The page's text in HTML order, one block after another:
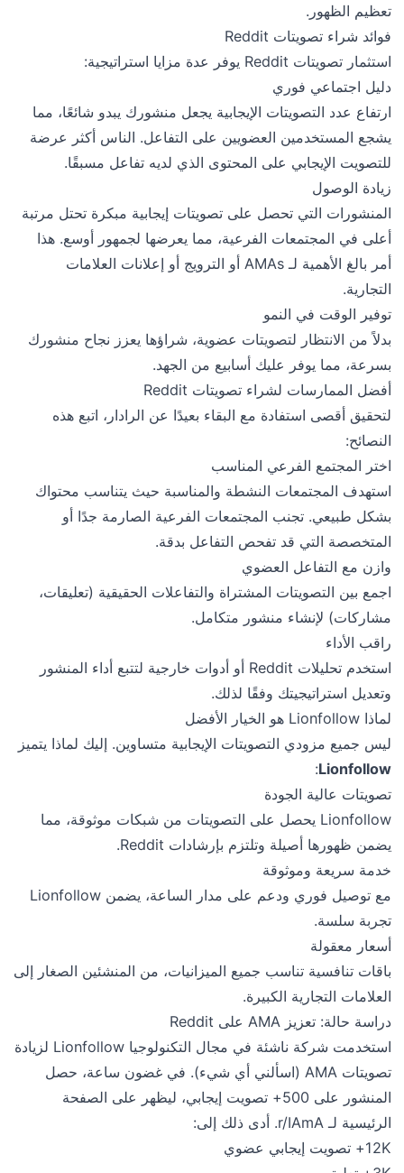
تعظيم الظهور.
فوائد شراء تصويتات Reddit
استثمار تصويتات Reddit يوفر عدة مزايا استراتيجية:
دليل اجتماعي فوري
ارتفاع عدد التصويتات الإيجابية يجعل منشورك يبدو شائعًا، مما
يشجع المستخدمين العضويين على التفاعل. الناس أكثر عرضة
للتصويت الإيجابي على المحتوى الذي لديه تفاعل مسبقًا.
زيادة الوصول
المنشورات التي تحصل على تصويتات إيجابية مبكرة تحتل مرتبة
أعلى في المجتمعات الفرعية، مما يعرضها لجمهور أوسع. هذا
أمر بالغ الأهمية لـ AMAs أو الترويج أو إعلانات العلامات
التجارية.
توفير الوقت في النمو
بدلاً من الانتظار لتصويتات عضوية، شراؤها يعزز نجاح منشورك
بسرعة، مما يوفر عليك أسابيع من الجهد.
أفضل الممارسات لشراء تصويتات Reddit
لتحقيق أقصى استفادة مع البقاء بعيدًا عن الرادار، اتبع هذه
النصائح:
اختر المجتمع الفرعي المناسب
استهدف المجتمعات النشطة والمناسبة حيث يتناسب محتواك
بشكل طبيعي. تجنب المجتمعات الفرعية الصارمة جدًا أو
المتخصصة التي قد تفحص التفاعل بدقة.
وازن مع التفاعل العضوي
اجمع بين التصويتات المشتراة والتفاعلات الحقيقية (تعليقات،
مشاركات) لإنشاء منشور متكامل.
راقب الأداء
استخدم تحليلات Reddit أو أدوات خارجية لتتبع أداء المنشور
وتعديل استراتيجيتك وفقًا لذلك.
لماذا Lionfollow هو الخيار الأفضل
ليس جميع مزودي التصويتات الإيجابية متساوين. إليك لماذا يتميز
Lionfollow
:
تصويتات عالية الجودة
Lionfollow يحصل على التصويتات من شبكات موثوقة، مما
يضمن ظهورها أصيلة وتلتزم بإرشادات Reddit.
خدمة سريعة وموثوقة
مع توصيل فوري ودعم على مدار الساعة، يضمن Lionfollow
تجربة سلسة.
أسعار معقولة
باقات تنافسية تناسب جميع الميزانيات، من المنشئين الصغار إلى
العلامات التجارية الكبيرة.
دراسة حالة: تعزيز AMA على Reddit
استخدمت شركة ناشئة في مجال التكنولوجيا Lionfollow لزيادة
تصويتات AMA (اسألني أي شيء). في غضون ساعة، حصل
المنشور على 500+ تصويت إيجابي، ليظهر على الصفحة
الرئيسية لـ r/IAmA. أدى ذلك إلى:
12K+ تصويت إيجابي عضوي